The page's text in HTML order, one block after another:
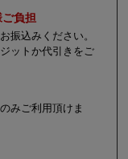
負担
振込みください。
ットか代引きをご
みご利用頂けま